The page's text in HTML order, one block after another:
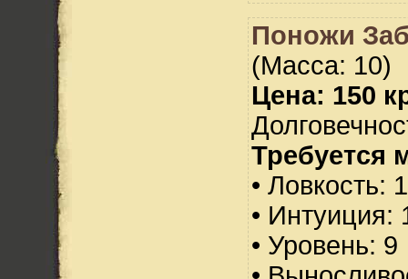
Поножи
(Масса: 10)
Цена: 150
Требуется
• Ловкость:
• Интуиция:
• Уровень: 9